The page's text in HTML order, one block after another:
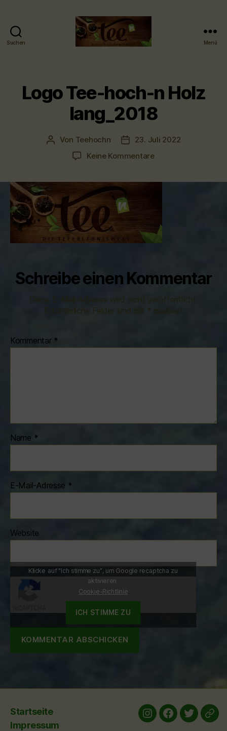
Suchen
Teefachgeschäft
-
Teehaus
Menü
Logo Tee-hoch-n Holz
lang_2018
Beitragsautor
Von Teehochn Veröffentlichungsdatum
23. Juli 2022
Keine Kommentarezu
Schreibe einen Kommentar
Deine E-Mail-Adresse wird nicht veröffentlicht.
Erforderliche Felder sind mit * markiert
Kommentar *
Name *
E-Mail-Adresse *
Website
Klicke auf "Ich stimme zu", um Google recaptcha zu
aktivieren
Cookie-Richtlinie
ICH STIMME ZU
Startseite
Impressum
InstagramFacebook
twitter